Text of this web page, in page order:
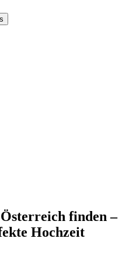
finden –
Hochzeit